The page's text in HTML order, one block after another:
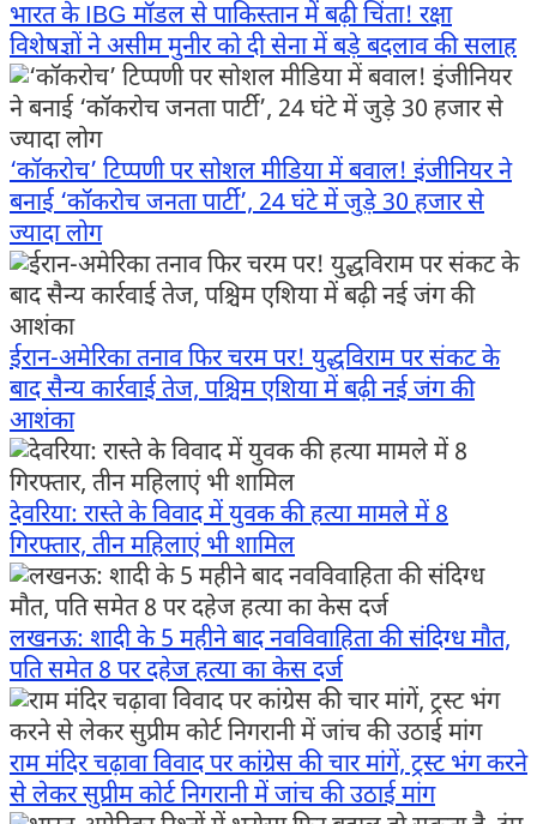
भारत के IBG मॉडल से पाकिस्तान में बढ़ी चिंता! रक्षा
विशेषज्ञों ने असीम मुनीर को दी सेना में बड़े बदलाव की सलाह
‘कॉकरोच’ टिप्पणी पर सोशल मीडिया में बवाल! इंजीनियर ने
बनाई ‘कॉकरोच जनता पार्टी’, 24 घंटे में जुड़े 30 हजार से
ज्यादा लोग
ईरान-अमेरिका तनाव फिर चरम पर! युद्धविराम पर संकट के
बाद सैन्य कार्रवाई तेज, पश्चिम एशिया में बढ़ी नई जंग की
आशंका
देवरिया: रास्ते के विवाद में युवक की हत्या मामले में 8
गिरफ्तार, तीन महिलाएं भी शामिल
लखनऊ: शादी के 5 महीने बाद नवविवाहिता की संदिग्ध मौत,
पति समेत 8 पर दहेज हत्या का केस दर्ज
राम मंदिर चढ़ावा विवाद पर कांग्रेस की चार मांगें, ट्रस्ट भंग करने
से लेकर सुप्रीम कोर्ट निगरानी में जांच की उठाई मांग